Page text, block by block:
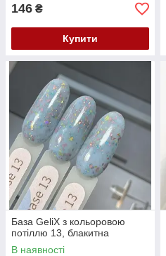
146 ₴
Купити
База GeliX з кольоровою
потіллю 13, блакитна
В наявності